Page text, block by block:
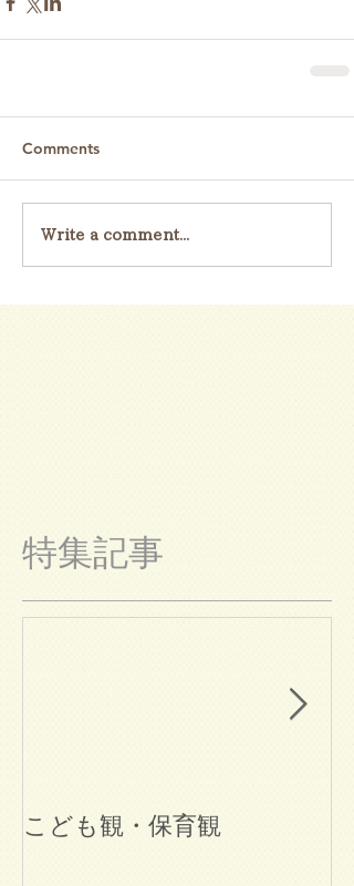
Comments
Write a comment...
特集記事
こども観・保育観